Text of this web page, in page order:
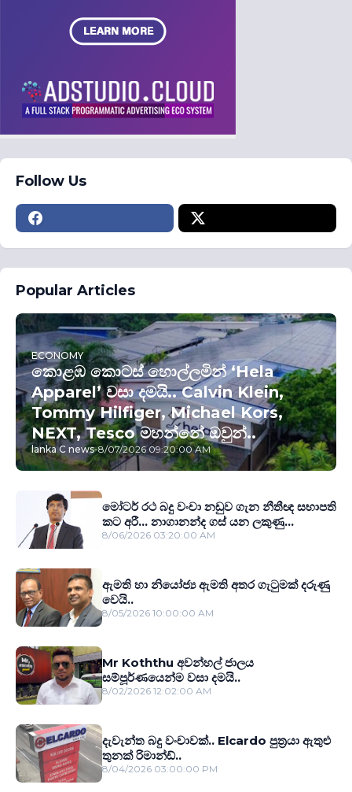
Follow Us
Popular Articles
ECONOMY
කොළඹ කොටස් හොල්ලමින් ‘Hela
Apparel’ වසා දමයි.. Calvin Klein,
Tommy Hilfiger, Michael Kors,
NEXT, Tesco මහන්නේ ඔවුන්..
lanka C news-8/07/2026 09:20:00 AM
මෝටර් රථ බදු වංචා නඩුව ගැන නීතීඥ සභාපති
කට අරී... නාගානන්ද ගස් යන ලකුණු...
8/06/2026 03:20:00 AM
ඇමති හා නියෝජ්‍ය ඇමති අතර ගැටුමක් දරුණු
වෙයි..
8/05/2026 10:00:00 AM
Mr Koththu අවන්හල් ජාලය
සම්පූර්ණයෙන්ම වසා දමයි..
8/02/2026 12:02:00 AM
දැවැන්ත බදු වංචාවක්.. Elcardo පුත‍්‍රයා ඇතුළු
තුනක් රිමාන්ඩ්..
8/04/2026 03:00:00 PM